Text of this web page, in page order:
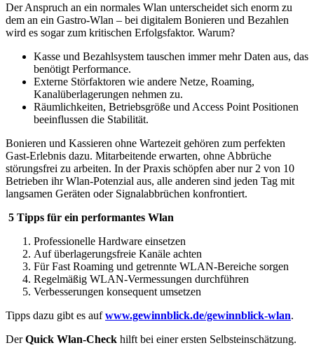
Der Anspruch an ein normales Wlan unterscheidet sich enorm zu
dem an ein Gastro-Wlan – bei digitalem Bonieren und Bezahlen
wird es sogar zum kritischen Erfolgsfaktor. Warum?
Kasse und Bezahlsystem tauschen immer mehr Daten aus, das
benötigt Performance.
Externe Störfaktoren wie andere Netze, Roaming,
Kanalüberlagerungen nehmen zu.
Räumlichkeiten, Betriebsgröße und Access Point Positionen
beeinflussen die Stabilität.
Bonieren und Kassieren ohne Wartezeit gehören zum perfekten
Gast-Erlebnis dazu. Mitarbeitende erwarten, ohne Abbrüche
störungsfrei zu arbeiten. In der Praxis schöpfen aber nur 2 von 10
Betrieben ihr Wlan-Potenzial aus, alle anderen sind jeden Tag mit
langsamen Geräten oder Signalabbrüchen konfrontiert.
5 Tipps für ein performantes Wlan
Professionelle Hardware einsetzen
Auf überlagerungsfreie Kanäle achten
Für Fast Roaming und getrennte WLAN-Bereiche sorgen
Regelmäßig WLAN-Vermessungen durchführen
Verbesserungen konsequent umsetzen
Tipps dazu gibt es aufwww.gewinnblick.de/gewinnblick-wlan.
DerQuick Wlan-Check hilft bei einer ersten Selbsteinschätzung.